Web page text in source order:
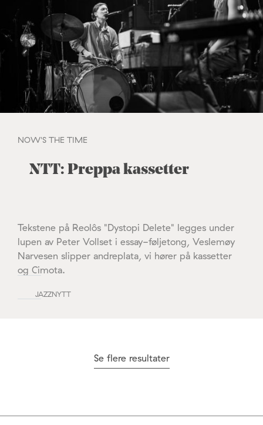
NOW'S THE TIME
NTT: Preppa kassetter
Tekstene på Reolôs "Dystopi Delete" legges under
lupen av Peter Vollset i essay-føljetong, Veslemøy
Narvesen slipper andreplata, vi hører på kassetter
og Cimota.
JAZZNYTT
Se flere resultater